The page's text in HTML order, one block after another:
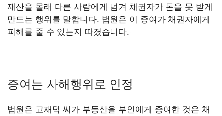
재산을 몰래 다른 사람에게 넘겨 채권자가 돈을 못 받게
만드는 행위를 말합니다. 법원은 이 증여가 채권자에게
피해를 줄 수 있는지 따졌습니다.
증여는 사해행위로 인정
법원은 고재덕 씨가 부동산을 부인에게 증여한 것은 채